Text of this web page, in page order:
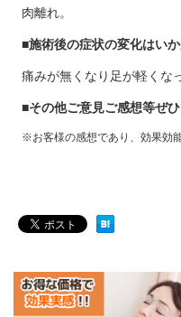
肉離れ。
■施術後の症状の変化はい
痛みが無くなり足が軽くな
■その他ご意見ご感想等ぜひ
※お客様の感想であり、効果効